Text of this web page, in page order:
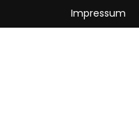
Impressum